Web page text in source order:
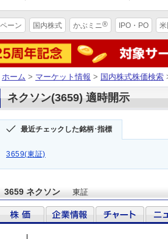
ーン 国内株式 かぶミニ® IPO・PO
ホーム > マーケット情報 > 国内株式株価検索
ネクソン(3659) 適時開示
最近チェックした銘柄･指標
3659(東証)
3659 ネクソン 東証